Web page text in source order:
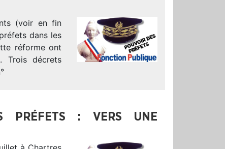
(voir en fin
dans les
réforme ont
Trois décrets
PRÉFETS : VERS UNE